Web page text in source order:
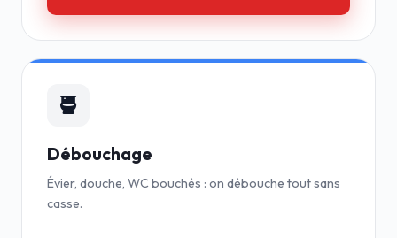
Débouchage
Évier, douche, WC bouchés : on débouche tout sans
casse.